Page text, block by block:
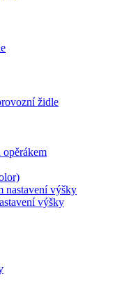
židle
opěrákem
nastavení výšky
výšky